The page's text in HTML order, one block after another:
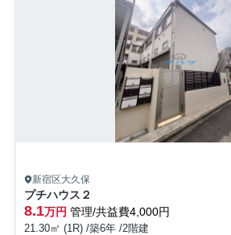
新宿区大久保
プチハウス２
8.1万円 管理/共益費4,000円
21.30㎡ (1R) /築6年 /2階建